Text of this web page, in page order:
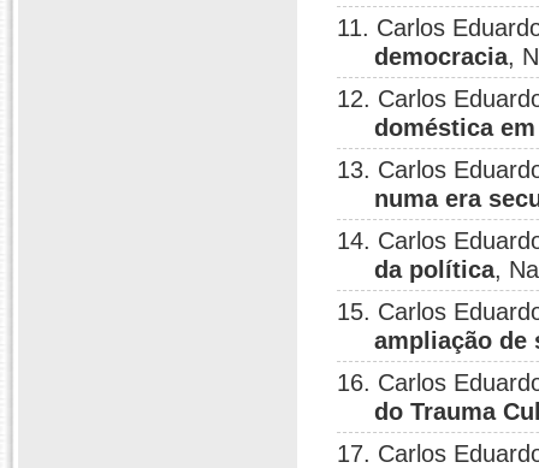
11. Carlos
democracia,
12. Carlos
doméstica
13. Carlos
numa era
14. Carlos
da política,
15. Carlos
ampliação de
16. Carlos
do Trauma
17. Carlos